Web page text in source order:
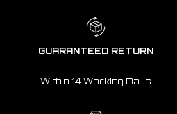
GUARANTEED RETURN
Within 14 Working Days